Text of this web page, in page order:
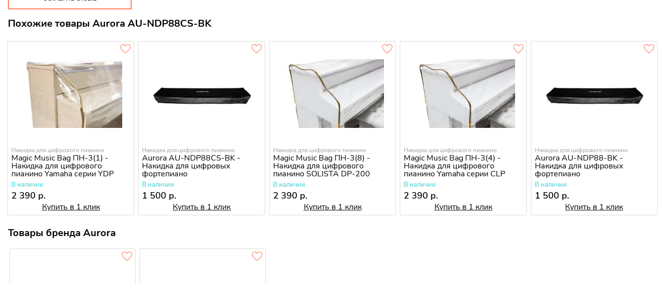
Похожие товары Aurora AU-NDP88CS-BK
Накидка для цифрового пианино
Magic Music Bag ПН-3(1) -
Накидка для цифрового
пианино Yamaha серии YDP
В наличии
2 390 р.
Купить в 1 клик
Накидка для цифрового пианино
Aurora AU-NDP88CS-BK -
Накидка для цифровых
фортепиано
В наличии
1 500 р.
Купить в 1 клик
Накидка для цифрового пианино
Magic Music Bag ПН-3(8) -
Накидка для цифрового
пианино SOLISTA DP-200
В наличии
2 390 р.
Купить в 1 клик
Накидка для цифрового пианино
Magic Music Bag ПН-3(4) -
Накидка для цифрового
пианино Yamaha серии CLP
В наличии
2 390 р.
Купить в 1 клик
Накидка для цифрового пианино
Aurora AU-NDP88-BK -
Накидка для цифровых
фортепиано
В наличии
1 500 р.
Купить в 1 клик
Товары бренда Aurora